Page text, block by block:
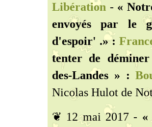
Libération - «
envoyés par le
d'espoir' .» :
tenter de
des-Landes » :
Nicolas Hulot de
❦ 12 mai 2017 - «